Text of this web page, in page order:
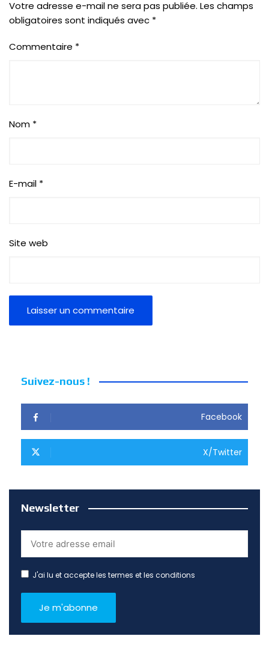
Votre adresse e-mail ne sera pas publiée. Les champs
obligatoires sont indiqués avec *
Commentaire *
Nom *
E-mail *
Site web
Suivez-nous !
Facebook
X/Twitter
Newsletter
J'ai lu et accepte les termes et les conditions